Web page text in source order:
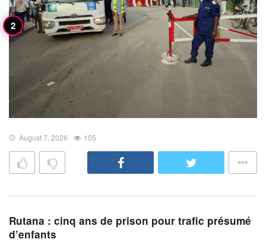
August 7, 2026 105
Rutana : cinq ans de prison pour trafic présumé
d’enfants